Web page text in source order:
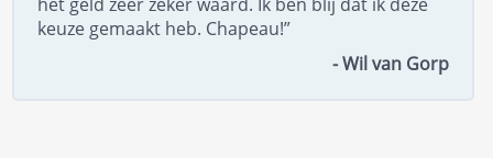
keuze gemaakt heb. Chapeau!”
- Wil van Gorp